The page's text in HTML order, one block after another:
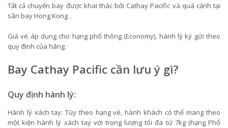
Tất cả chuyến bay được khai thác bởi Cathay Pacific và quá cảnh tại
sân bay Hong Kong
Giá vé áp dụng cho hạng phổ thông (Economy), hành lý ký gửi theo
quy định của hãng.
Bay Cathay Pacific cần lưu ý gì?
Quy định hành lý:
Hành lý xách tay: Tùy theo hạng vé, hành khách có thể mang theo
một kiện hành lý xách tay với trọng lượng tối đa từ 7kg (hạng Phổ